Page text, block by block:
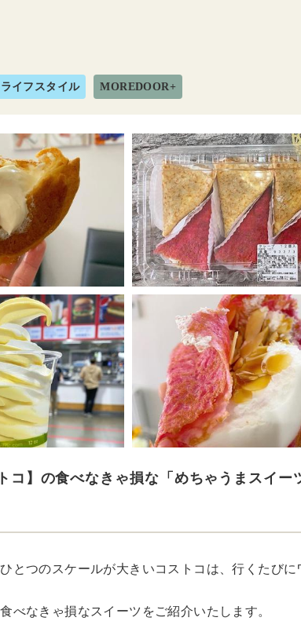
ライフスタイル MOREDOOR+
コ】の食べなきゃ損な「めちゃうまスイー
とつのスケールが大きいコストコは、行くたびに
べなきゃ損なスイーツをご紹介いたします。